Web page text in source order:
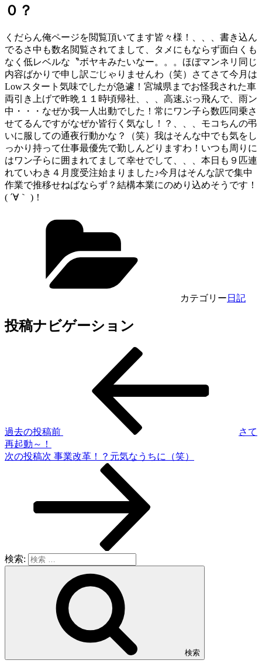
０？
くだらん俺ページを閲覧頂いてます皆々様！、、、書き込ん
でるさ中も数名閲覧されてまして、タメにもならず面白くも
なく低レベルな〝ボヤキみたいなー。。。ほぼマンネリ同じ
内容ばかりで申し訳ごじゃりませんわ（笑）さてさて今月は
Lowスタート気味でしたが急遽！宮城県までお怪我された車
両引き上げで昨晩１１時頃帰社、、、高速ぶっ飛んで、雨ン
中・・・なぜか我一人出動でした！常にワン子ら数匹同乗さ
せてるんですがなぜか皆行く気なし！？、、、モコちんの弔
いに服しての通夜行動かな？（笑）我はそんな中でも気をし
っかり持って仕事最優先で勤しんどりますわ！いつも周りに
はワン子らに囲まれてまして幸せでして、、、本日も９匹連
れていわき４月度受注始まりました♪今月はそんな訳で集中
作業で推移せねばならず？結構本業にのめり込めそうです！
( ´∀｀ )！
カテゴリー 日記
投稿ナビゲーション
過去の投稿前
さて
再起動～！
次の投稿次 事業改革！？元気なうちに（笑）
検索:
検索